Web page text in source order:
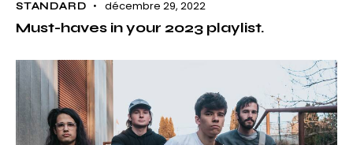
STANDARD décembre 29, 2022
Must-haves in your 2023 playlist.